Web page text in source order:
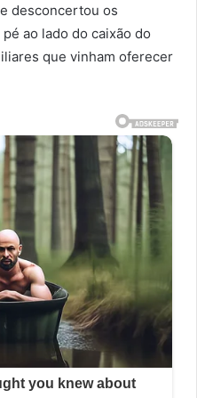
desconcertou os
ao lado do caixão do
que vinham oferecer